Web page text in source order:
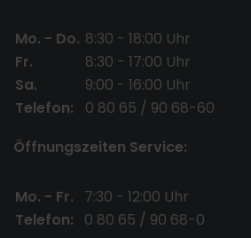
Mo. - Do. 8:30 - 18:00 Uhr
Fr.
8:30 - 17:00 Uhr
Sa.
9:00 - 16:00 Uhr
Telefon:
0 80 65 / 90 68-60
Öffnungszeiten Service:
Mo. - Fr.
7:30 - 12:00 Uhr
Telefon:
0 80 65 / 90 68-0